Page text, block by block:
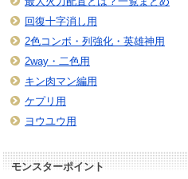
回復十字消し用
2色コンボ・列強化・英雄神用
2way・二色用
キン肉マン編用
ケプリ用
ヨウユウ用
モンスターポイント